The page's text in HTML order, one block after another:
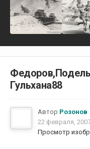
Гульхана88
Автор Розонов
22 февраля,
Просмотр